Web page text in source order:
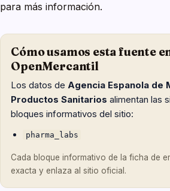
para más información.
Cómo usamos esta fuente
OpenMercantil
Los datos deAgencia Espanola de
Productos Sanitarios alimentan las
bloques informativos del sitio:
pharma_labs
Cada bloque informativo de la ficha de
exacta y enlaza al sitio oficial.